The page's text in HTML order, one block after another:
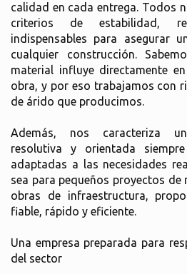
calidad en cada entrega. Todos
criterios de estabilidad,
indispensables para asegurar
cualquier construcción.
material influye directamente
obra, y por eso trabajamos con
de árido que producimos.
Además, nos caracteriza
resolutiva y orientada
adaptadas a las necesidades
sea para pequeños proyectos
obras de infraestructura,
fiable, rápido y eficiente.
Una empresa preparada para
del sector